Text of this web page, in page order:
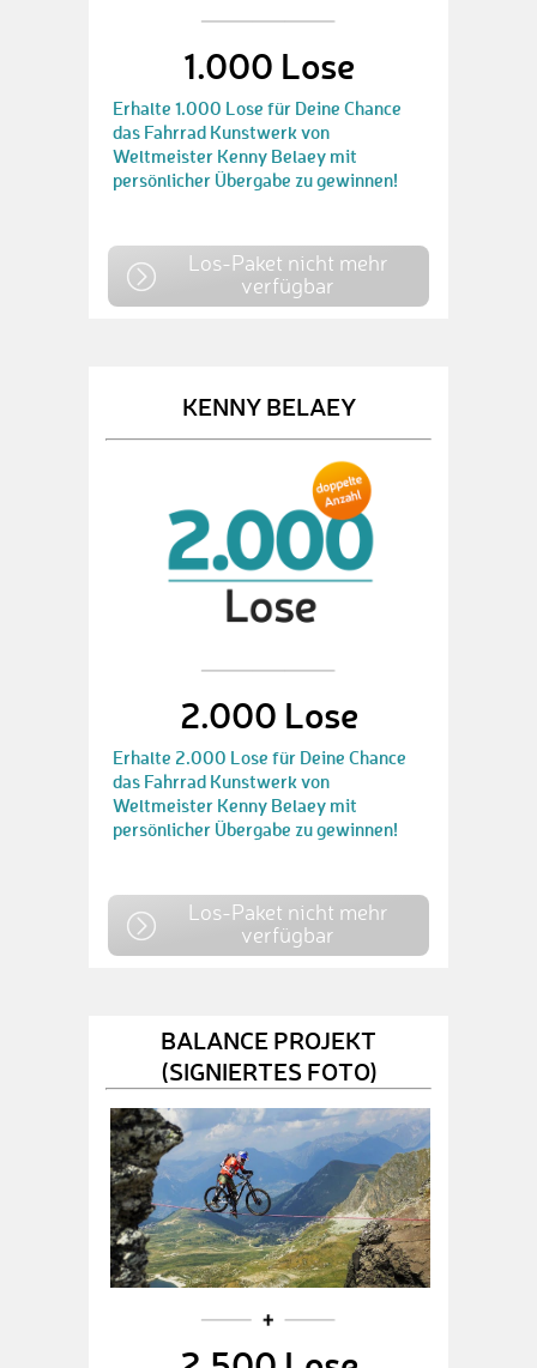
1.000 Lose
Erhalte 1.000 Lose für Deine Chance
das Fahrrad Kunstwerk von
Weltmeister Kenny Belaey mit
persönlicher Übergabe zu gewinnen!
Los-Paket nicht mehr
verfügbar
KENNY BELAEY
2.000 Lose
Erhalte 2.000 Lose für Deine Chance
das Fahrrad Kunstwerk von
Weltmeister Kenny Belaey mit
persönlicher Übergabe zu gewinnen!
Los-Paket nicht mehr
verfügbar
BALANCE PROJEKT
(SIGNIERTES FOTO)